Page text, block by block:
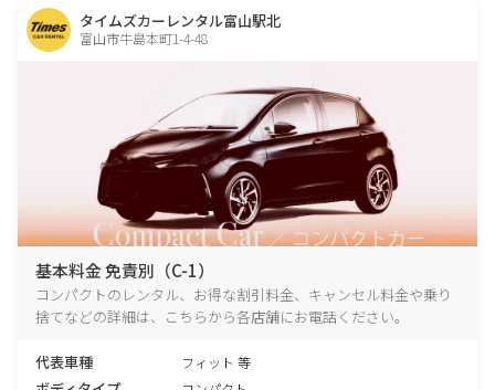
タイムズカーレンタル富山駅北
富山市牛島本町1-4-48
基本料金 免責別（C-1）
コンパクトのレンタル、お得な割引料金、キャンセル料金や乗り
捨てなどの詳細は、こちらから各店舗にお電話ください。
代表車種 フィット 等